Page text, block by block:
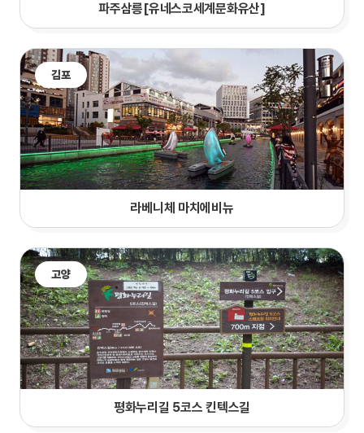
파주삼릉[유네스코세계문화유산]
김포
라베니체 마치에비뉴
고양
평화누리길 5코스 킨텍스길